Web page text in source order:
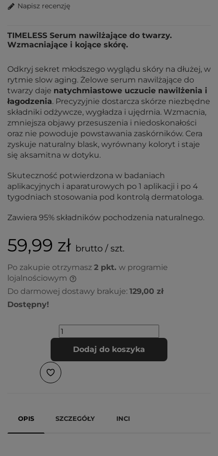
Napisz recenzję
TIMELESS Serum nawilżające do twarzy.
Wzmacniające i kojące skórę.
Odkryj sekret młodszego wyglądu skóry na dłużej, w
rytmie slow aging. Żelowe serum nawilżające do
twarzy daje natychmiastowe uczucie nawilżenia i
łagodzenia. Precyzyjnie dostarcza skórze niezbędne
składniki odżywcze, wygładza i ujędrnia. Wzmacnia,
zmniejsza objawy przesuszenia i niedoskonałości
oraz nie powoduje powstawania zaskórników. Cera
zyskuje naturalny blask, wyrównany koloryt i staje
się aksamitna w dotyku.
Skuteczność potwierdzona w badaniach
aplikacyjnych i aparaturowych po 1 aplikacji i po 4
tygodniach stosowania pod kontrolą dermatologa.
Zawiera 95% składników pochodzenia naturalnego.
59,99 zł brutto / szt.
Po zakupie otrzymasz 2 pkt. w programie
lojalnościowym
Do darmowej dostawy brakuje: 129,00 zł
Dostępny!
Dodaj do koszyka
OPIS SZCZEGÓŁY INCI